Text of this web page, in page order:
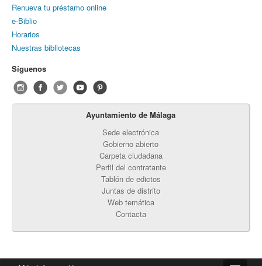
Renueva tu préstamo online
e-Biblio
Horarios
Nuestras bibliotecas
Síguenos
Ayuntamiento de Málaga
Sede electrónica
Gobierno abierto
Carpeta ciudadana
Perfil del contratante
Tablón de edictos
Juntas de distrito
Web temática
Contacta